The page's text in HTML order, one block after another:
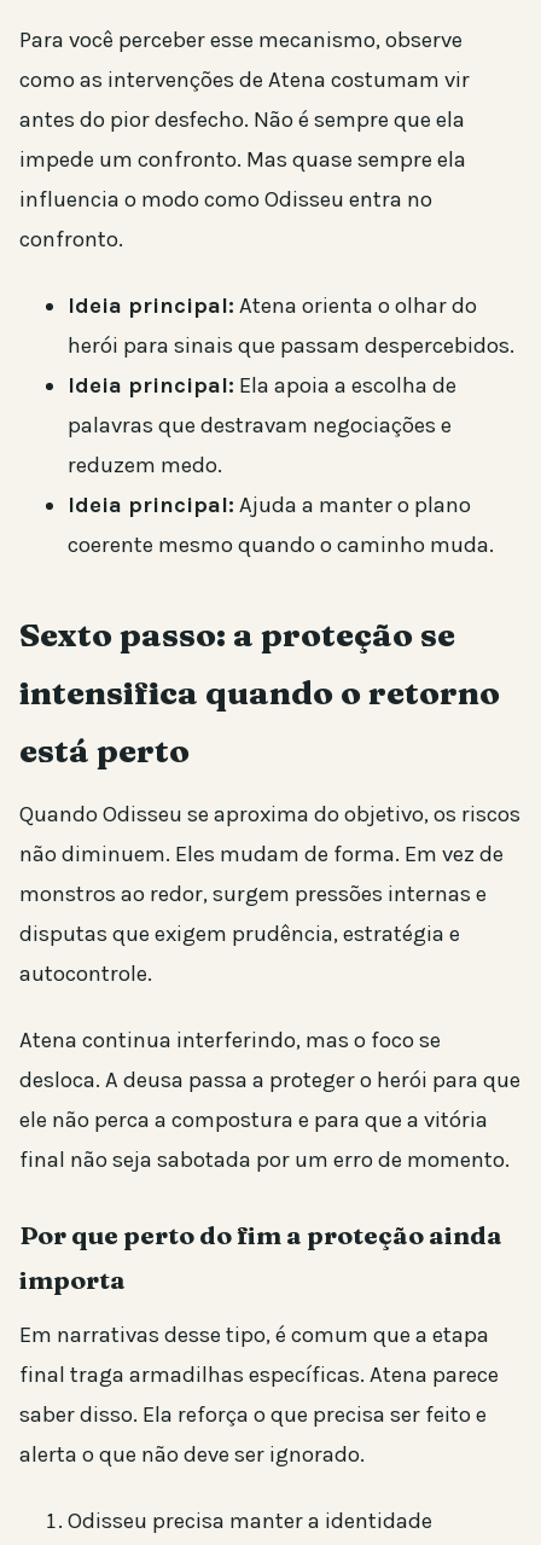
Para você perceber esse mecanismo, observe
como as intervenções de Atena costumam vir
antes do pior desfecho. Não é sempre que ela
impede um confronto. Mas quase sempre ela
influencia o modo como Odisseu entra no
confronto.
Ideia principal: Atena orienta o olhar do
herói para sinais que passam despercebidos.
Ideia principal: Ela apoia a escolha de
palavras que destravam negociações e
reduzem medo.
Ideia principal: Ajuda a manter o plano
coerente mesmo quando o caminho muda.
Sexto passo: a proteção se
intensifica quando o retorno
está perto
Quando Odisseu se aproxima do objetivo, os riscos
não diminuem. Eles mudam de forma. Em vez de
monstros ao redor, surgem pressões internas e
disputas que exigem prudência, estratégia e
autocontrole.
Atena continua interferindo, mas o foco se
desloca. A deusa passa a proteger o herói para que
ele não perca a compostura e para que a vitória
final não seja sabotada por um erro de momento.
Por que perto do fim a proteção ainda
importa
Em narrativas desse tipo, é comum que a etapa
final traga armadilhas específicas. Atena parece
saber disso. Ela reforça o que precisa ser feito e
alerta o que não deve ser ignorado.
Odisseu precisa manter a identidade